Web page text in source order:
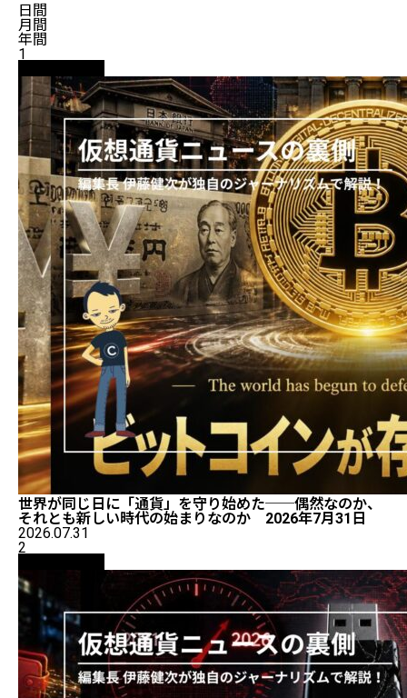
日間
月間
年間
1
世界が同じ日に「通貨」を守り始めた──偶然なのか、
それとも新しい時代の始まりなのか 2026年7月31日
2026.07.31
2